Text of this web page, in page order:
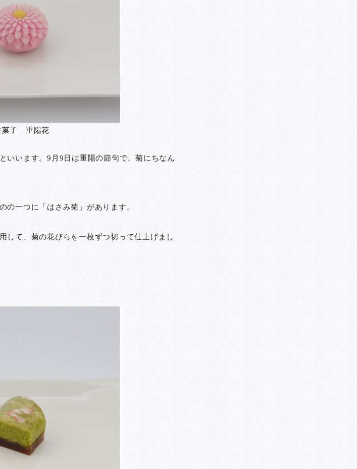
菓子 重陽花
いいます。9月9日は重陽の節句で、菊にちなん
の一つに「はさみ菊」があります。
して、菊の花びらを一枚ずつ切って仕上げまし